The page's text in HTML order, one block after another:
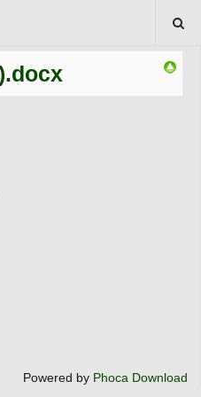
Powered by Phoca Download